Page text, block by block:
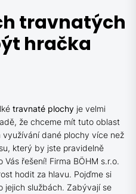
travnatých
hračka
travnaté plochy je velmi
že chceme mít tuto oblast
dané plochy více než
který by jste pravidelně
řešení! Firma BÖHM s.r.o.
hodit za hlavu. Pojďme si
jejich službách. Zabývají se